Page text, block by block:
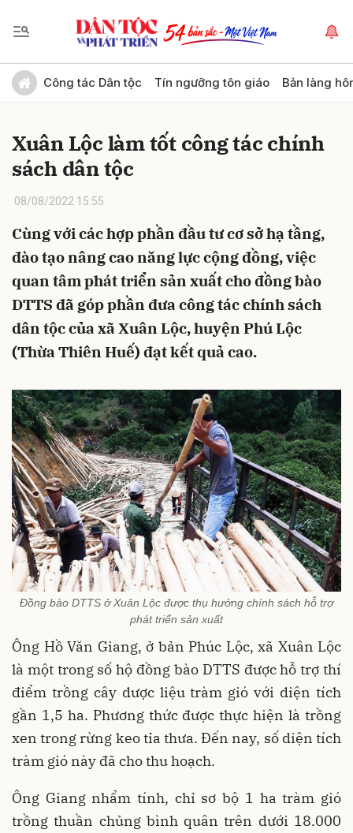
Công tác Dân tộc Tín ngưỡng tôn giáo Bản làng
Xuân Lộc làm tốt công tác chính
sách dân tộc
08/08/2022 15:55
Cùng với các hợp phần đầu tư cơ sở hạ tầng,
đào tạo nâng cao năng lực cộng đồng, việc
quan tâm phát triển sản xuất cho đồng bào
DTTS đã góp phần đưa công tác chính sách
dân tộc của xã Xuân Lộc, huyện Phú Lộc
(Thừa Thiên Huế) đạt kết quả cao.
Đồng bào DTTS ở Xuân Lộc được thụ hưởng chính sách hỗ trợ
phát triển sản xuất
Ông Hồ Văn Giang, ở bản Phúc Lộc, xã Xuân Lộc
là một trong số hộ đồng bào DTTS được hỗ trợ thí
điểm trồng cây dược liệu tràm gió với diện tích
gần 1,5 ha. Phương thức được thực hiện là trồng
xen trong rừng keo tỉa thưa. Đến nay, số diện tích
tràm gió này đã cho thu hoạch.
Ông Giang nhẩm tính, chỉ sơ bộ 1 ha tràm gió
trồng thuần chủng bình quân trên dưới 18.000
Gửi bình luận
Hủy Gửi